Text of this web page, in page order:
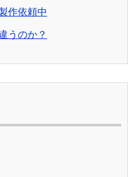
作依頼中
うのか？